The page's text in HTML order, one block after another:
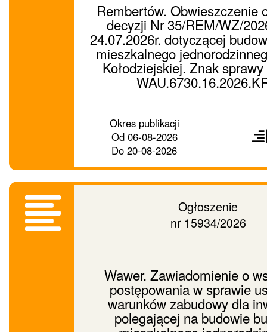
Rembertów. Obwieszczenie
decyzji Nr 35/REM/WZ/
24.07.2026r. dotyczącej
mieszkalnego
Kołodziejskiej. Znak
Okres publikacji
Od06-08-2026
Do 20-08-2026
dalej
Ogłoszenie
nr 15934/2026
Wawer. Zawiadomienie o
postępowania w sprawie
warunków zabudowy dla
polegającej na budowie